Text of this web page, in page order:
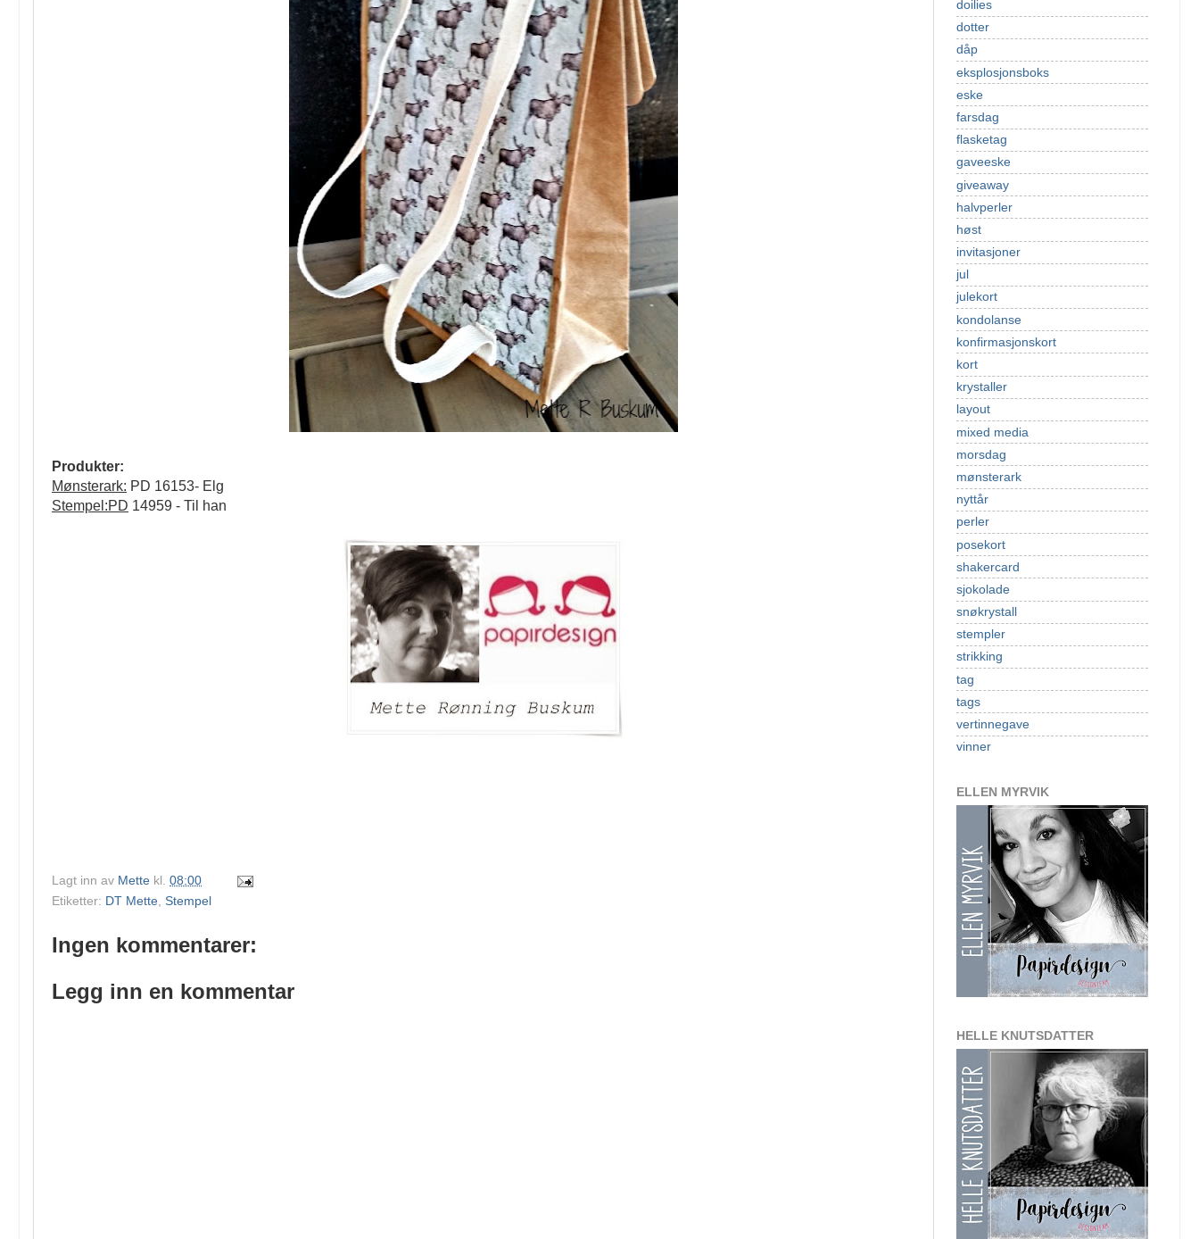
Produkter:
Mønsterark: PD 16153- Elg
Stempel:PD 14959 - Til han
Lagt inn av Mette kl. 08:00
Etiketter: DT Mette, Stempel
Ingen kommentarer:
Legg inn en kommentar
doilies
dotter
dåp
eksplosjonsboks
eske
farsdag
flasketag
gaveeske
giveaway
halvperler
høst
invitasjoner
jul
julekort
kondolanse
konfirmasjonskort
kort
krystaller
layout
mixed media
morsdag
mønsterark
nyttår
perler
posekort
shakercard
sjokolade
snøkrystall
stempler
strikking
tag
tags
vertinnegave
vinner
ELLEN MYRVIK
HELLE KNUTSDATTER